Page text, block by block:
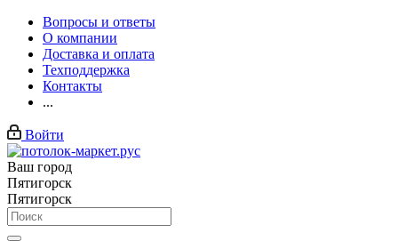
Вопросы и ответы
О компании
Доставка и оплата
Техподдержка
Контакты
...
Войти
Ваш город
Пятигорск
Пятигорск